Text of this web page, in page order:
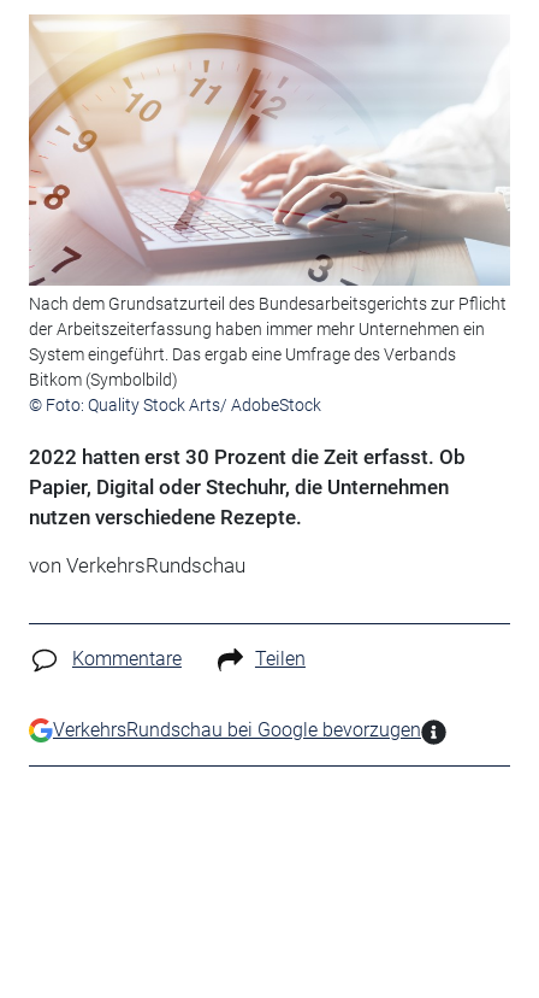
Nach dem Grundsatzurteil des Bundesarbeitsgerichts zur Pflicht
der Arbeitszeiterfassung haben immer mehr Unternehmen ein
System eingeführt. Das ergab eine Umfrage des Verbands
Bitkom (Symbolbild)
© Foto: Quality Stock Arts/ AdobeStock
2022 hatten erst 30 Prozent die Zeit erfasst. Ob
Papier, Digital oder Stechuhr, die Unternehmen
nutzen verschiedene Rezepte.
von VerkehrsRundschau
Kommentare Teilen
VerkehrsRundschau bei Google bevorzugen